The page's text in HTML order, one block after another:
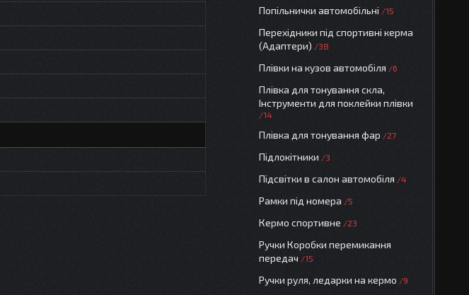
Попільнички автомобільні 15
Перехідники під спортивні керма
(Адаптери)
38
Плівки на кузов автомобіля 6
Плівка для тонування скла,
Інструменти для поклейки плівки
14
Плівка для тонування фар 27
Підлокітники 3
Підсвітки в салон автомобіля 4
Рамки під номера 5
Кермо спортивне 23
Ручки Коробки перемикання
передач
15
Ручки руля, ледарки на кермо 9